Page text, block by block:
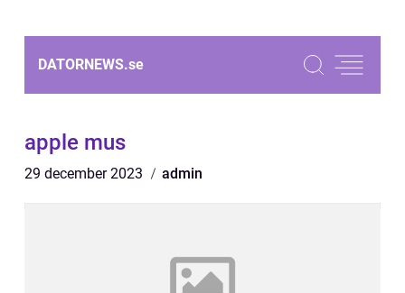
DATORNEWS.se
apple mus
29 december 2023 admin